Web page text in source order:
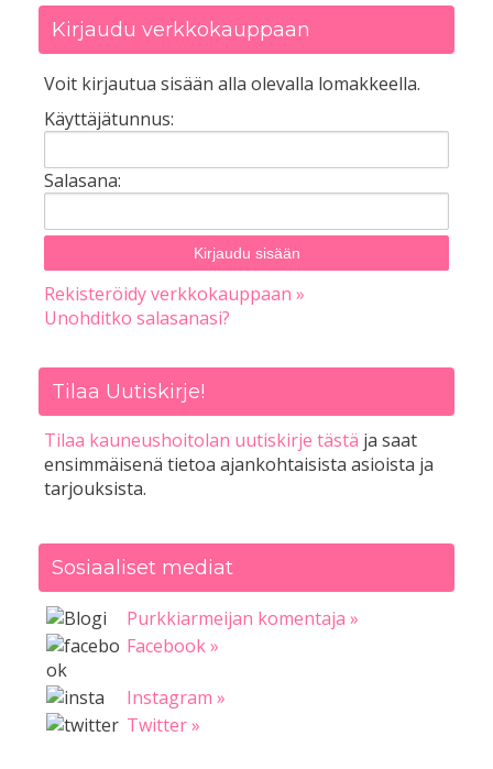
Kirjaudu verkkokauppaan
Voit kirjautua sisään alla olevalla lomakkeella.
Käyttäjätunnus:
Salasana:
Rekisteröidy verkkokauppaan »
Unohditko salasanasi?
Tilaa Uutiskirje!
Tilaa kauneushoitolan uutiskirje tästä ja saat
ensimmäisenä tietoa ajankohtaisista asioista ja
tarjouksista.
Sosiaaliset mediat
Purkkiarmeijan komentaja »
Facebook »
Instagram »
Twitter »